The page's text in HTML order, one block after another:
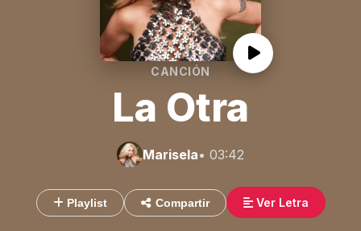
CANCIÓN
La Otra
Marisela• 03:42
Playlist Compartir Ver Letra